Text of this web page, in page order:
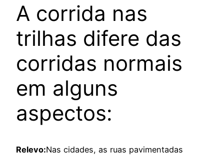
A corrida nas
trilhas difere das
corridas normais
em alguns
aspectos:
Relevo:Nas cidades, as ruas pavimentadas